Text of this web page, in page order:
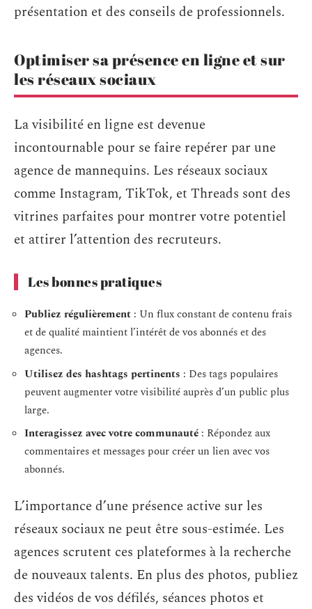
présentation et des conseils de professionnels.
Optimiser sa présence en ligne et sur
les réseaux sociaux
La visibilité en ligne est devenue
incontournable pour se faire repérer par une
agence de mannequins. Les réseaux sociaux
comme Instagram, TikTok, et Threads sont des
vitrines parfaites pour montrer votre potentiel
et attirer l’attention des recruteurs.
Les bonnes pratiques
Publiez régulièrement : Un flux constant de contenu frais
et de qualité maintient l’intérêt de vos abonnés et des
agences.
Utilisez des hashtags pertinents : Des tags populaires
peuvent augmenter votre visibilité auprès d’un public plus
large.
Interagissez avec votre communauté : Répondez aux
commentaires et messages pour créer un lien avec vos
abonnés.
L’importance d’une présence active sur les
réseaux sociaux ne peut être sous-estimée. Les
agences scrutent ces plateformes à la recherche
de nouveaux talents. En plus des photos, publiez
des vidéos de vos défilés, séances photos et